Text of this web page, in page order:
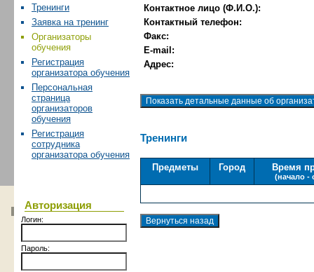
Тренинги
Заявка на тренинг
Организаторы
обучения
Регистрация
организатора обучения
Персональная
страница
организаторов
обучения
Регистрация
сотрудника
организатора обучения
Авторизация
Логин:
Пароль:
Контактное лицо (Ф.И.О.):
Контактный телефон:
Факс:
E-mail:
Адрес:
Тренинги
Предметы Город Время
(начало -